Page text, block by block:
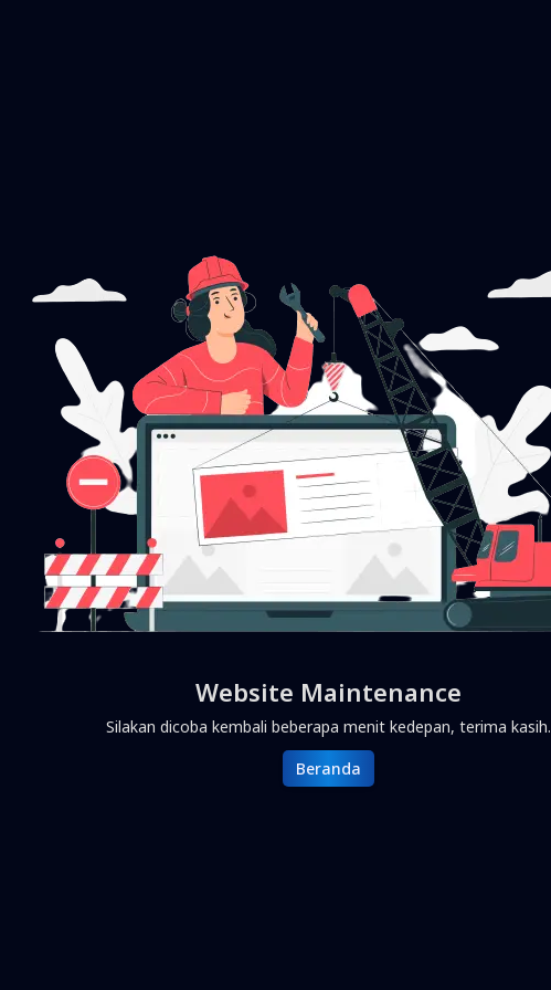
Website Maintenance
Silakan dicoba kembali beberapa menit kedepan, terima kasih.
Beranda